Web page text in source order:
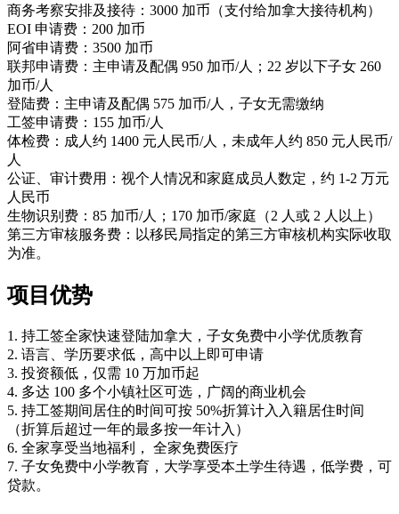
商务考察安排及接待：3000 加币（支付给加拿大接待机构）
EOI 申请费：200 加币
阿省申请费：3500 加币
联邦申请费：主申请及配偶 950 加币/人；22 岁以下子女 260
加币/人
登陆费：主申请及配偶 575 加币/人，子女无需缴纳
工签申请费：155 加币/人
体检费：成人约 1400 元人民币/人，未成年人约 850 元人民币/
人
公证、审计费用：视个人情况和家庭成员人数定，约 1-2 万元
人民币
生物识别费：85 加币/人；170 加币/家庭（2 人或 2 人以上）
第三方审核服务费：以移民局指定的第三方审核机构实际收取
为准。
项目优势
1. 持工签全家快速登陆加拿大，子女免费中小学优质教育
2. 语言、学历要求低，高中以上即可申请
3. 投资额低，仅需 10 万加币起
4. 多达 100 多个小镇社区可选，广阔的商业机会
5. 持工签期间居住的时间可按 50%折算计入入籍居住时间
（折算后超过一年的最多按一年计入）
6. 全家享受当地福利， 全家免费医疗
7. 子女免费中小学教育，大学享受本土学生待遇，低学费，可
贷款。